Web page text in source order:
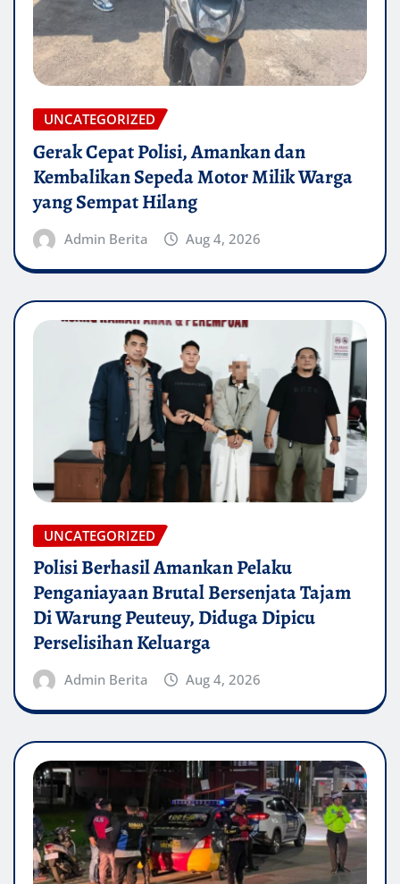
UNCATEGORIZED
Gerak Cepat Polisi, Amankan dan
Kembalikan Sepeda Motor Milik Warga
yang Sempat Hilang
Admin Berita Aug 4, 2026
UNCATEGORIZED
Polisi Berhasil Amankan Pelaku
Penganiayaan Brutal Bersenjata Tajam
Di Warung Peuteuy, Diduga Dipicu
Perselisihan Keluarga
Admin Berita Aug 4, 2026